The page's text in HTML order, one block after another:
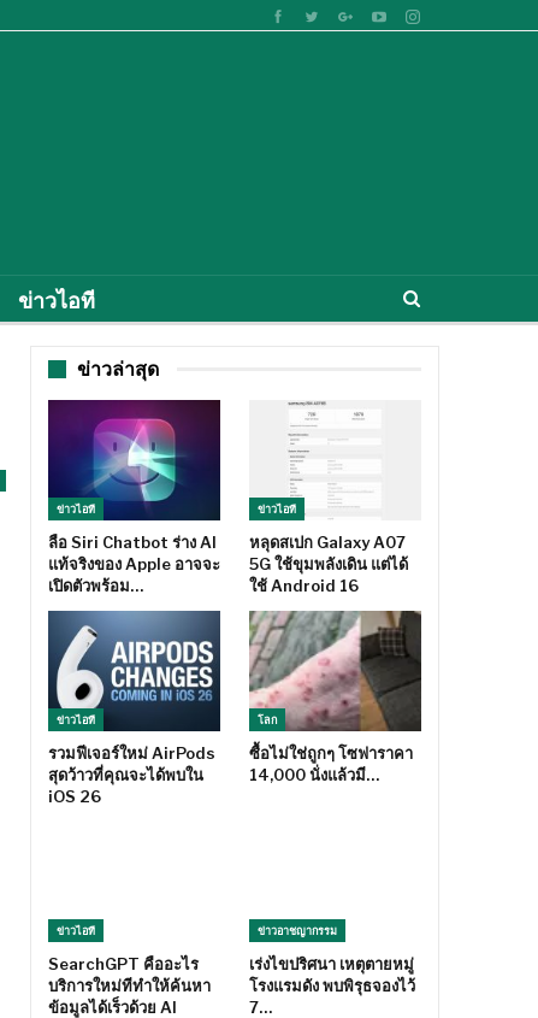
ข่าวไอที
ข่าวล่าสุด
ข่าวไอที
ลือ Siri Chatbot ร่าง AI
แท้จริงของ Apple อาจจะ
เปิดตัวพร้อม…
ข่าวไอที
หลุดสเปก Galaxy A07
5G ใช้ขุมพลังเดิน แต่ได้
ใช้ Android 16
ข่าวไอที
รวมฟีเจอร์ใหม่ AirPods
สุดว้าวที่คุณจะได้พบใน
iOS 26
โลก
ซื้อไม่ใช่ถูกๆ โซฟาราคา
14,000 นั่งแล้วมี…
ข่าวไอที
SearchGPT คืออะไร
บริการใหม่ทีทำให้ค้นหา
ข้อมูลได้เร็วด้วย AI
ข่าวอาชญากรรม
เร่งไขปริศนา เหตุตายหมู่
โรงแรมดัง พบพิรุธจองไว้
7…